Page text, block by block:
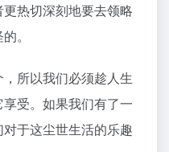
热切深刻地要去领略
。
所以我们必须趁人生
受。如果我们有了一
于这尘世生活的乐趣